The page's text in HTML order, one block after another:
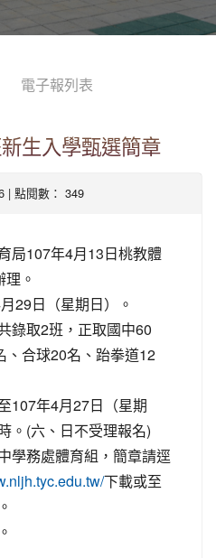
中廊
中廊
電子報列表
生入學甄選簡章
| 點閱數： 349
局107年4月13日桃教體
。
29日（星期日）。
錄取2班，正取國中60
、合球20名、跆拳道12
107年4月27日（星期
。(六、日不受理報名)
學務處體育組，簡章請逕
下載或至